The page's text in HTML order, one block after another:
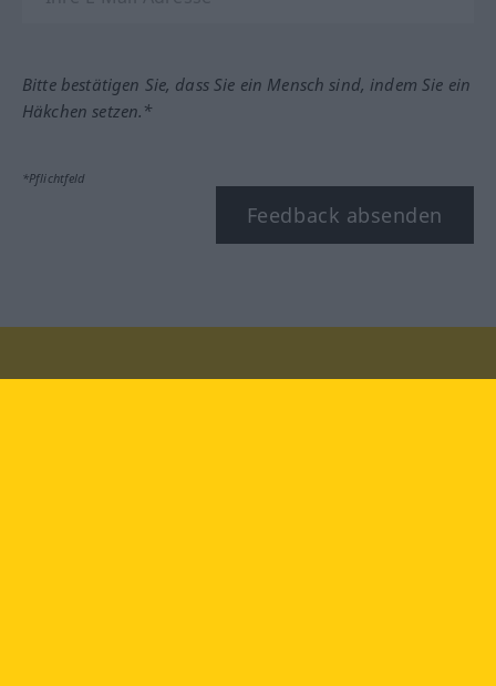
Bitte bestätigen Sie, dass Sie ein Mensch sind, indem Sie ein
Häkchen setzen.*
*Pflichtfeld
Feedback absenden